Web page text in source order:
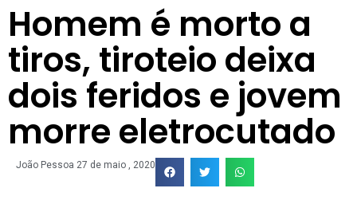
Homem é morto a
tiros, tiroteio deixa
dois feridos e jovem
morre eletrocutado
João Pessoa 27 de maio , 2020